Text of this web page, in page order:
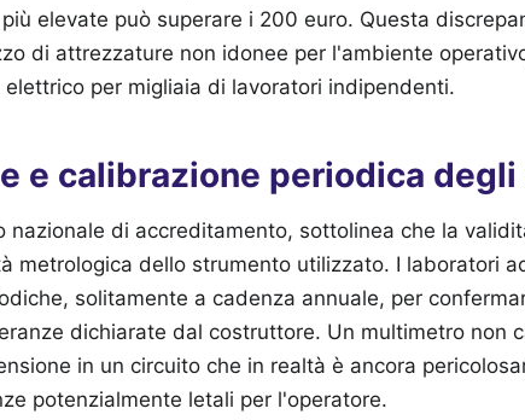
elevate può superare i 200 euro. Questa
di attrezzature non idonee per l'ambiente
per migliaia di lavoratori indipendenti.
e calibrazione periodica
nazionale di accreditamento, sottolinea che la
metrologica dello strumento utilizzato. I laboratori
solitamente a cadenza annuale, per
dichiarate dal costruttore. Un multimetro non
in un circuito che in realtà è ancora
potenzialmente letali per l'operatore.